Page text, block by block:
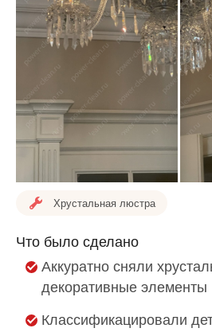
Хрустальная люстра
Что было сделано
Аккуратно сняли
декоративные элементы
Классификацировали